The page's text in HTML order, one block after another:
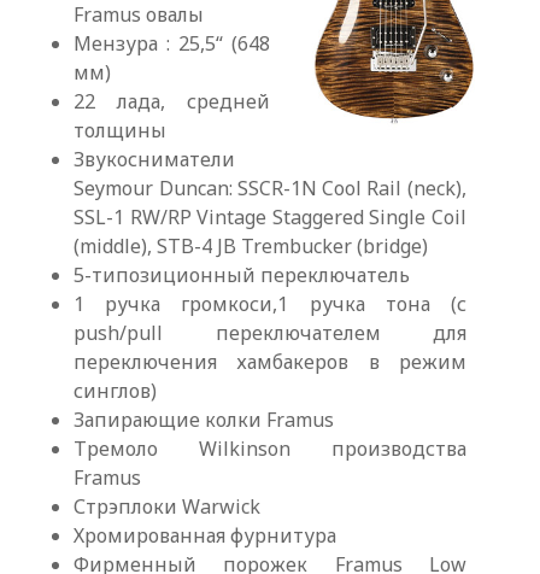
Framus овалы
Мензура : 25,5“ (648
мм)
22 лада, средней
толщины
Звукосниматели
Seymour Duncan: SSCR-1N Cool Rail (neck),
SSL-1 RW/RP Vintage Staggered Single Coil
(middle), STB-4 JB Trembucker (bridge)
5-типозиционный переключатель
1 ручка громкоси,1 ручка тона (с
push/pull переключателем для
переключения хамбакеров в режим
синглов)
Запирающие колки Framus
Тремоло Wilkinson производства
Framus
Стрэплоки Warwick
Хромированная фурнитура
Фирменный порожек Framus Low